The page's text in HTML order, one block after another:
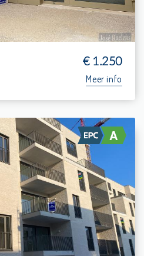
€ 1.250
Meer info
Appartement
8 m²
88 m²